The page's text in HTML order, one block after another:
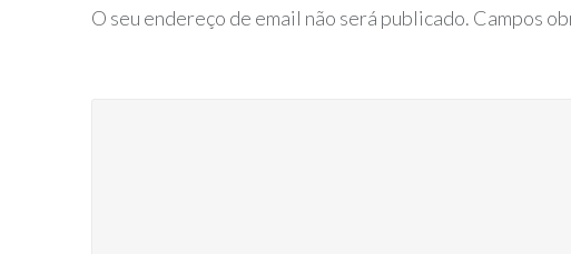
artigos
O seu endereço de email não será publicado. Campos